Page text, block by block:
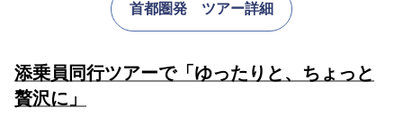
首都圏発 ツアー詳細
添乗員同行ツアーで「ゆったりと、ちょっと
贅沢に」